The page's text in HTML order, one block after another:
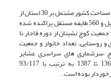
نتایج :کوچ نشینان در 59 درصد از مساحت کشور مشتمل بر 30 استان از
مجموع 31 استان و در قالب 104 ایل و 560 طایفه مستقل پراکنده شده
کوچ نشینان از دوره قاجار تا
روستایی، تعداد خانوار و جمعیت
سرشماری های سراسری عشایر
کوچنده کشور طی سال های 1366 تا 1387 به ترتیب با 93/117